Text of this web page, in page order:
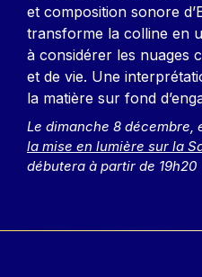
et composition sonore
transforme la colline en
à considérer les nuages
et de vie. Une
la matière sur fond
Le dimanche 8 décembre,
la mise en lumière sur la
débutera à partir de 19h20